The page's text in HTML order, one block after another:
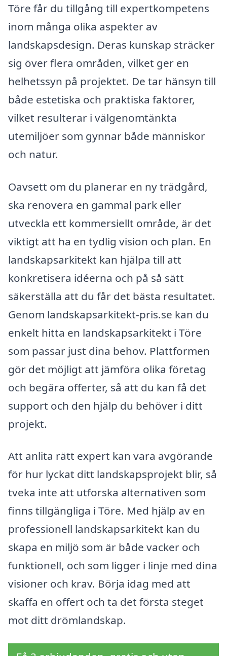
Töre får du tillgång till expertkompetens
inom många olika aspekter av
landskapsdesign. Deras kunskap sträcker
sig över flera områden, vilket ger en
helhetssyn på projektet. De tar hänsyn till
både estetiska och praktiska faktorer,
vilket resulterar i välgenomtänkta
utemiljöer som gynnar både människor
och natur.
Oavsett om du planerar en ny trädgård,
ska renovera en gammal park eller
utveckla ett kommersiellt område, är det
viktigt att ha en tydlig vision och plan. En
landskapsarkitekt kan hjälpa till att
konkretisera idéerna och på så sätt
säkerställa att du får det bästa resultatet.
Genom landskapsarkitekt-pris.se kan du
enkelt hitta en landskapsarkitekt i Töre
som passar just dina behov. Plattformen
gör det möjligt att jämföra olika företag
och begära offerter, så att du kan få det
support och den hjälp du behöver i ditt
projekt.
Att anlita rätt expert kan vara avgörande
för hur lyckat ditt landskapsprojekt blir, så
tveka inte att utforska alternativen som
finns tillgängliga i Töre. Med hjälp av en
professionell landskapsarkitekt kan du
skapa en miljö som är både vacker och
funktionell, och som ligger i linje med dina
visioner och krav. Börja idag med att
skaffa en offert och ta det första steget
mot ditt drömlandskap.